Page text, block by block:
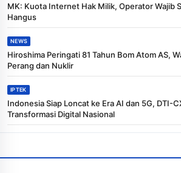
MK: Kuota Internet Hak Milik, Operator Wajib
Hangus
NEWS
Hiroshima Peringati 81 Tahun Bom Atom AS,
Perang dan Nuklir
IPTEK
Indonesia Siap Loncat ke Era AI dan 5G, DTI-
Transformasi Digital Nasional